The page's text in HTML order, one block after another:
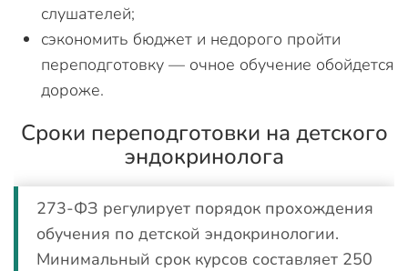
слушателей;
сэкономить бюджет и недорого пройти
переподготовку — очное обучение обойдется
дороже.
Сроки переподготовки на детского
эндокринолога
273-ФЗ регулирует порядок прохождения
обучения по детской эндокринологии.
Минимальный срок курсов составляет 250